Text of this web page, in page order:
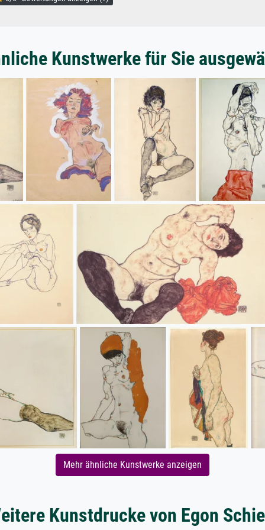
Kunstwerke für Sie
Mehr ähnliche Kunstwerke anzeigen
Kunstdrucke von Egon